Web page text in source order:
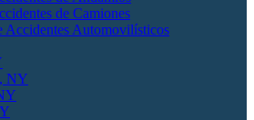
de Camiones
Accidentes Automovilísticos
NY